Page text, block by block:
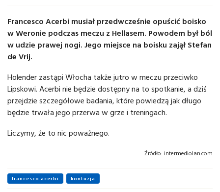
Francesco Acerbi musiał przedwcześnie opuścić boisko
w Weronie podczas meczu z Hellasem. Powodem był ból
w udzie prawej nogi. Jego miejsce na boisku zajął Stefan
de Vrij.
Holender zastąpi Włocha także jutro w meczu przeciwko
Lipskowi. Acerbi nie będzie dostępny na to spotkanie, a dziś
przejdzie szczegółowe badania, które powiedzą jak długo
będzie trwała jego przerwa w grze i treningach.
Liczymy, że to nic poważnego.
Źródło: intermediolan.com
francesco acerbi kontuzja